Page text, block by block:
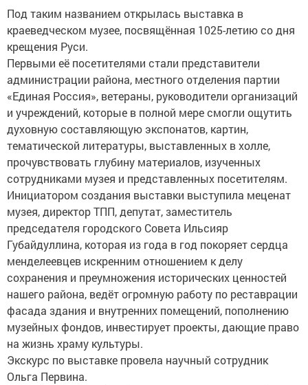
Под таким названием открылась выставка в
краеведческом музее, посвящённая 1025-летию со дня
крещения Руси.
Первыми её посетителями стали представители
администрации района, местного отделения партии
«Единая Россия», ветераны, руководители организаций
и учреждений, которые в полной мере смогли ощутить
духовную составляющую экспонатов, картин,
тематической литературы, выставленных в холле,
прочувствовать глубину материалов, изученных
сотрудниками музея и представленных посетителям.
Инициатором создания выставки выступила меценат
музея, директор ТПП, депутат, заместитель
председателя городского Совета Ильсияр
Губайдуллина, которая из года в год покоряет сердца
менделеевцев искренним отношением к делу
сохранения и преумножения исторических ценностей
нашего района, ведёт огромную работу по реставрации
фасада здания и внутренних помещений, пополнению
музейных фондов, инвестирует проекты, дающие право
на жизнь храму культуры.
Экскурс по выставке провела научный сотрудник
Ольга Первина.